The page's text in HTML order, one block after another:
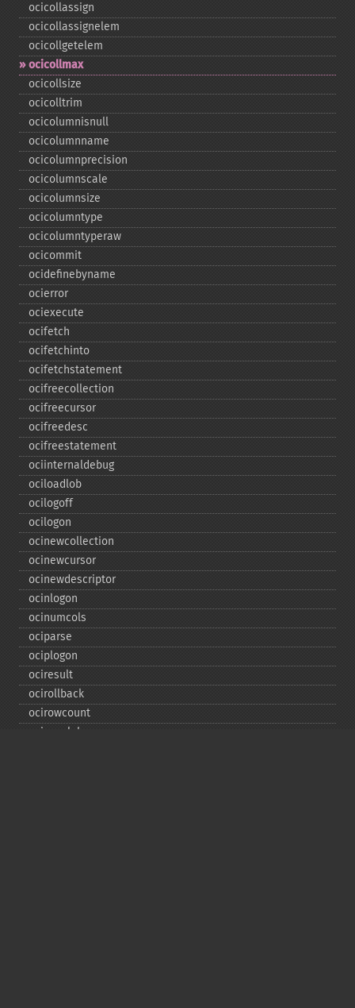
ocicollassign
ocicollassignelem
ocicollgetelem
ocicollmax
ocicollsize
ocicolltrim
ocicolumnisnull
ocicolumnname
ocicolumnprecision
ocicolumnscale
ocicolumnsize
ocicolumntype
ocicolumntyperaw
ocicommit
ocidefinebyname
ocierror
ociexecute
ocifetch
ocifetchinto
ocifetchstatement
ocifreecollection
ocifreecursor
ocifreedesc
ocifreestatement
ociinternaldebug
ociloadlob
ocilogoff
ocilogon
ocinewcollection
ocinewcursor
ocinewdescriptor
ocinlogon
ocinumcols
ociparse
ociplogon
ociresult
ocirollback
ocirowcount
ocisavelob